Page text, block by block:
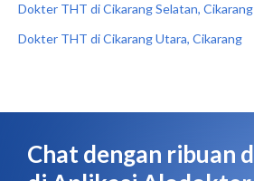
Dokter THT di Cikarang Selatan, Cikarang
Dokter THT di Cikarang Utara, Cikarang